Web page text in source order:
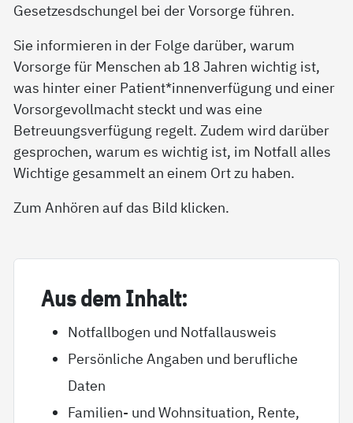
Gesetzesdschungel bei der Vorsorge führen.
Sie informieren in der Folge darüber, warum
Vorsorge für Menschen ab 18 Jahren wichtig ist,
was hinter einer Patient*innenverfügung und einer
Vorsorgevollmacht steckt und was eine
Betreuungsverfügung regelt. Zudem wird darüber
gesprochen, warum es wichtig ist, im Notfall alles
Wichtige gesammelt an einem Ort zu haben.
Zum Anhören auf das Bild klicken.
Aus dem In­halt:
Notfallbogen und Notfallausweis
Persönliche Angaben und berufliche
Daten
Familien- und Wohnsituation, Rente,